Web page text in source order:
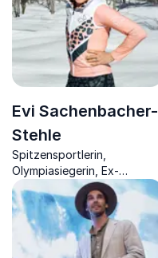
Entscheidungen
Evi Sachenbacher-
Stehle
Spitzensportlerin,
Olympiasiegerin, Ex-
Langläuferin und
Ernährungsexpertin zeigt,
wie man mit der richtigen
Ernährung
Spitzenleistungen erreicht.